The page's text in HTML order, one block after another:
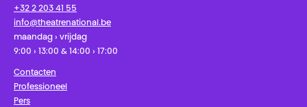
+32 2 203 41 55
info@theatrenational.be
maandag › vrijdag
9:00 › 13:00 & 14:00 › 17:00
Contacten
Professioneel
Pers